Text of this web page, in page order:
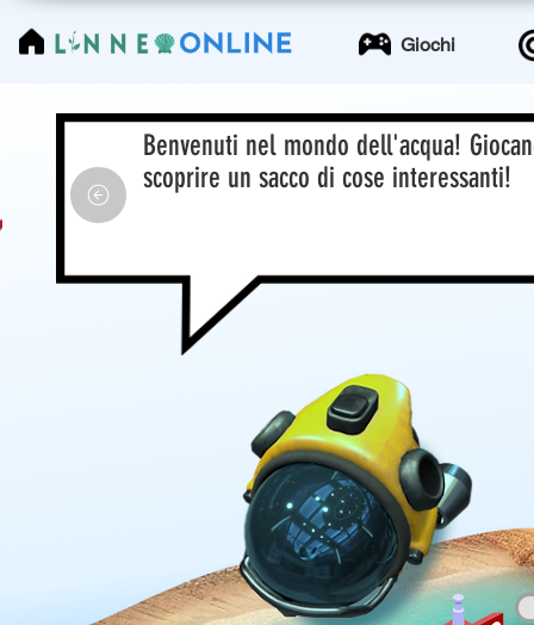
LinneoOnline Giochi
Benvenuti nel mondo dell'acqua!
scoprire un sacco di cose interessanti!